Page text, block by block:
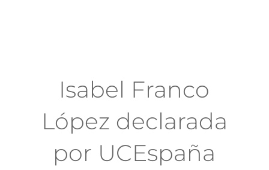
Isabel Franco
López declarada
por UCEspaña